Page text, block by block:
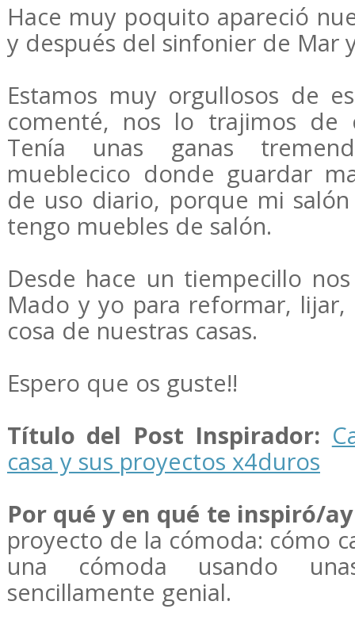
Hace muy poquito apareció
y después del sinfonier de Mar
Estamos muy orgullosos de
comenté, nos lo trajimos de
Tenía unas ganas
mueblecico donde guardar
de uso diario, porque mi
tengo muebles de salón.
Desde hace un tiempecillo
Mado y yo para reformar,
cosa de nuestras casas.
Espero que os guste!!
Título del Post Inspirador:
casa y sus proyectos x4duros
Por qué y en qué te inspiró/
proyecto de la cómoda: cómo
una cómoda usando
sencillamente genial.